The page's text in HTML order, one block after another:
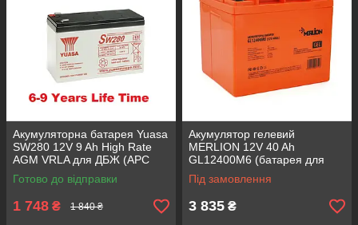
Акумуляторна батарея Yuasa
SW280 12V 9 Ah High Rate
AGM VRLA для ДБЖ (APC
RBC17)
Готово до відправки
1 748 ₴ 1 840 ₴
Акумулятор гелевий
MERLION 12V 40 Ah
GL12400M6 (батарея для
ДБЖ)
Під замовлення
3 835 ₴